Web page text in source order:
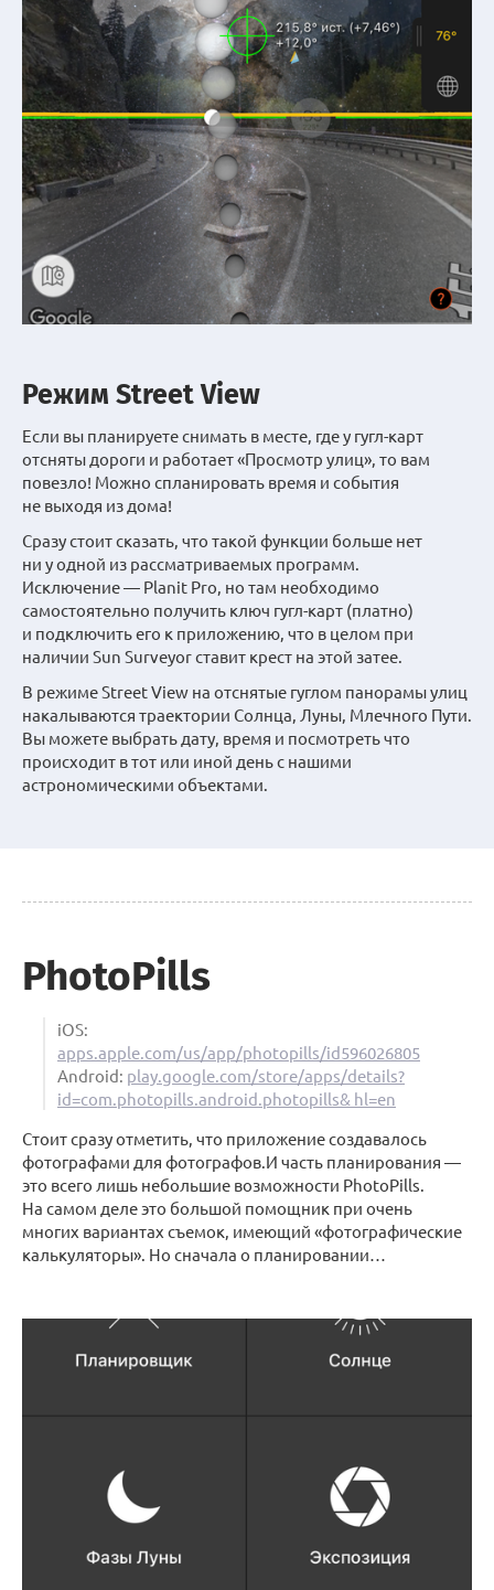
Режим Street View
Если вы планируете снимать в месте, где у гугл-карт
отсняты дороги и работает «Просмотр улиц», то вам
повезло! Можно спланировать время и события
не выходя из дома!
Сразу стоит сказать, что такой функции больше нет
ни у одной из рассматриваемых программ.
Исключение — Planit Pro, но там необходимо
самостоятельно получить ключ гугл-карт (платно)
и подключить его к приложению, что в целом при
наличии Sun Surveyor ставит крест на этой затее.
В режиме Street View на отснятые гуглом панорамы улиц
накалываются траектории Солнца, Луны, Млечного Пути.
Вы можете выбрать дату, время и посмотреть что
происходит в тот или иной день с нашими
астрономическими объектами.
PhotoPills
iOS:
apps.apple.com/us/app/photopills/id596026805
Android: play.google.com/store/apps/details?
id=com.photopills.android.photopills& hl=en
Стоит сразу отметить, что приложение создавалось
фотографами для фотографов.И часть планирования —
это всего лишь небольшие возможности PhotoPills.
На самом деле это большой помощник при очень
многих вариантах съемок, имеющий «фотографические
калькуляторы». Но сначала о планировании…